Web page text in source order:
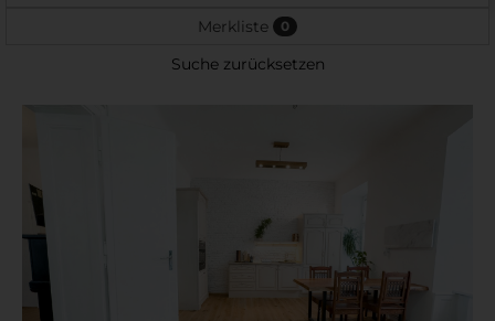
Merkliste
0
Suche zurücksetzen